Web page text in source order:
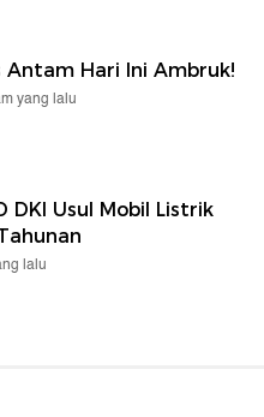
Antam Hari Ini Ambruk!
yang lalu
DKI Usul Mobil Listrik
lalu